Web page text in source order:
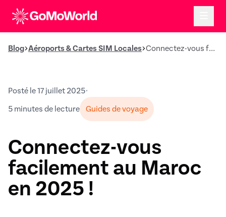
Blog Aéroports & Cartes SIM Locales Connectez-vous facilement au Maroc en 2025 !
Posté le 17 juillet 2025•
5 minutes de lecture Guides de voyage
Connectez-vous
facilement au Maroc
en 2025 !